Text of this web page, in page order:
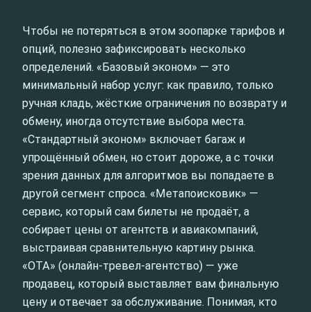
Чтобы не потеряться в этом зоопарке тарифов и
опций, полезно зафиксировать несколько
определений. «Базовый эконом» — это
минимальный набор услуг: как правило, только
ручная кладь, жёсткие ограничения по возврату и
обмену, иногда отсутствие выбора места.
«Стандартный эконом» включает багаж и
упрощённый обмен, но стоит дороже, а с точки
зрения данных для алгоритмов вы попадаете в
другой сегмент спроса. «Метапоисковик» —
сервис, который сам билеты не продаёт, а
собирает цены от агентств и авиакомпаний,
выстраивая сравнительную картину рынка.
«OTA» (онлайн-тревел-агентство) — уже
продавец, который выставляет вам финальную
цену и отвечает за обслуживание. Понимая, кто